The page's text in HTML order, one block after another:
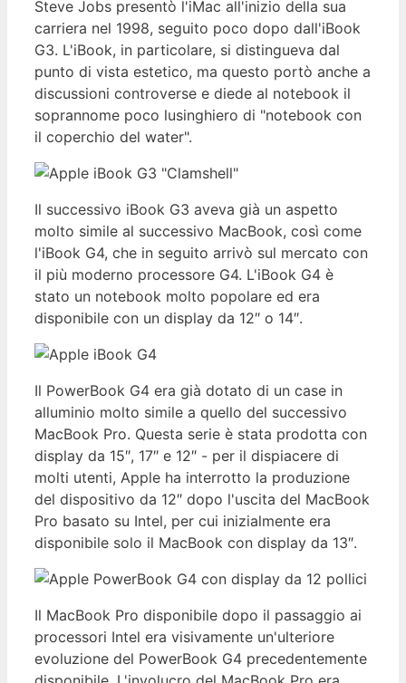
Steve Jobs presentò l'iMac all'inizio della sua
carriera nel 1998, seguito poco dopo dall'iBook
G3. L'iBook, in particolare, si distingueva dal
punto di vista estetico, ma questo portò anche a
discussioni controverse e diede al notebook il
soprannome poco lusinghiero di "notebook con
il coperchio del water".
Il successivo iBook G3 aveva già un aspetto
molto simile al successivo MacBook, così come
l'iBook G4, che in seguito arrivò sul mercato con
il più moderno processore G4. L'iBook G4 è
stato un notebook molto popolare ed era
disponibile con un display da 12″ o 14″.
Il PowerBook G4 era già dotato di un case in
alluminio molto simile a quello del successivo
MacBook Pro. Questa serie è stata prodotta con
display da 15″, 17″ e 12″ - per il dispiacere di
molti utenti, Apple ha interrotto la produzione
del dispositivo da 12″ dopo l'uscita del MacBook
Pro basato su Intel, per cui inizialmente era
disponibile solo il MacBook con display da 13″.
Il MacBook Pro disponibile dopo il passaggio ai
processori Intel era visivamente un'ulteriore
evoluzione del PowerBook G4 precedentemente